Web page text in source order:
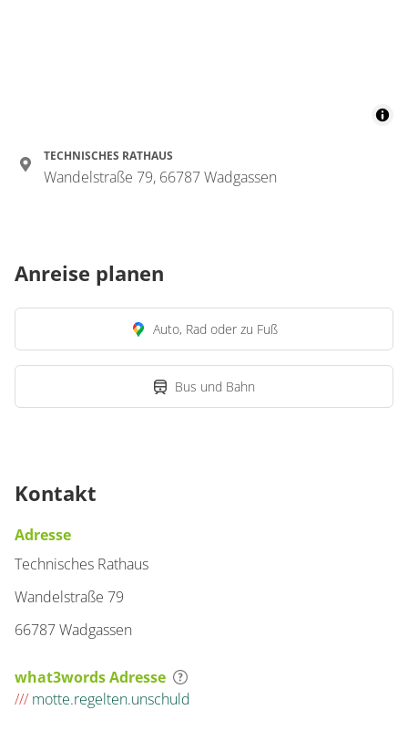
TECHNISCHES RATHAUS
Wandelstraße 79, 66787 Wadgassen
Anreise planen
Auto, Rad oder zu Fuß
Bus und Bahn
Kontakt
Adresse
Technisches Rathaus
Wandelstraße 79
66787 Wadgassen
what3words Adresse
/// motte.regelten.unschuld